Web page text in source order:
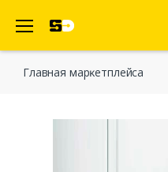
Главная марĸетплейса